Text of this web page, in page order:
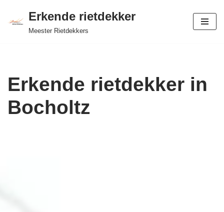
Ga
Erkende rietdekker
Meester Rietdekkers
Erkende rietdekker in
Bocholtz